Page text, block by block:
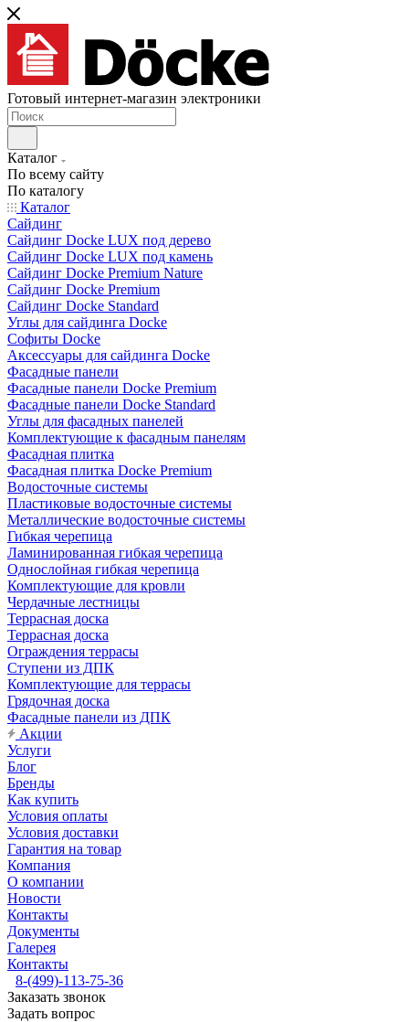
Готовый интернет-магазин электроники
Каталог
По всему сайту
По каталогу
Каталог
Сайдинг
Сайдинг Docke LUX под дерево
Сайдинг Docke LUX под камень
Сайдинг Docke Premium Nature
Сайдинг Docke Premium
Сайдинг Docke Standard
Углы для сайдинга Docke
Софиты Docke
Аксессуары для сайдинга Docke
Фасадные панели
Фасадные панели Docke Premium
Фасадные панели Docke Standard
Углы для фасадных панелей
Комплектующие к фасадным панелям
Фасадная плитка
Фасадная плитка Docke Premium
Водосточные системы
Пластиковые водосточные системы
Металлические водосточные системы
Гибкая черепица
Ламинированная гибкая черепица
Однослойная гибкая черепица
Комплектующие для кровли
Чердачные лестницы
Террасная доска
Террасная доска
Ограждения террасы
Ступени из ДПК
Комплектующие для террасы
Грядочная доска
Фасадные панели из ДПК
Акции
Услуги
Блог
Бренды
Как купить
Условия оплаты
Условия доставки
Гарантия на товар
Компания
О компании
Новости
Контакты
Документы
Галерея
Контакты
8-(499)-113-75-36
Заказать звонок
Задать вопрос